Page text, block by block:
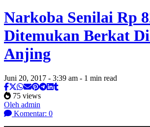
Narkoba Senilai Rp
Ditemukan Berkat
Anjing
Juni 20, 2017 - 3:39 am - 1 min read
75 views
Oleh admin
Komentar: 0